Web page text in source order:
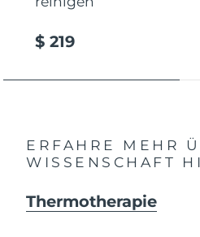
$ 219
ERFAHRE MEHR
WISSENSCHAFT
Thermotherapie